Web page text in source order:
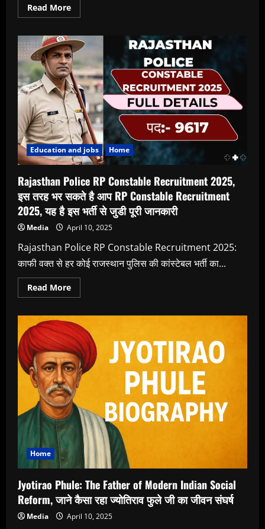
Read MoreRead
more
जयंती
क्यों
मनाई
जाती
है?
hanuman
jayanti
kyu
manai
jaati
hai?
Education and jobs Home
Rajasthan Police RP Constable Recruitment 2025,
इस तरह भर सकते है आप RP Constable Recruitment
2025, यह है इस भर्ती से जुडी पूरी जानकारी
Media April 10, 2025
Rajasthan Police RP Constable Recruitment 2025:
काफी वक्त से हर कोई राजस्थान पुलिस की कांस्टेबल भर्ती का...
Read MoreRead
more
Police
RP
Constable
Recruitment
2025,
इस
तरह
भर
सकते
है
आप
RP
Constable
Recruitment
2025,
भर्ती
से
जुडी
पूरी
जानकारी
Home
Jyotirao Phule: The Father of Modern Indian Social
Reform, जाने कैसा रहा ज्योतिराव फुले जी का जीवन संघर्ष
Media April 10, 2025